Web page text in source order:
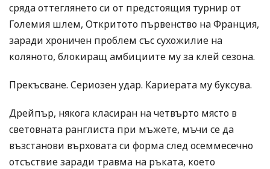
сряда оттеглянето си от предстоящия турнир от
Големия шлем, Откритото първенство на Франция,
заради хроничен проблем със сухожилие на
коляното, блокиращ амбициите му за клей сезона.
Прекъсване. Сериозен удар. Кариерата му буксува.
Дрейпър, някога класиран на четвърто място в
световната ранглиста при мъжете, мъчи се да
възстанови върховата си форма след осеммесечно
отсъствие заради травма на ръката, което